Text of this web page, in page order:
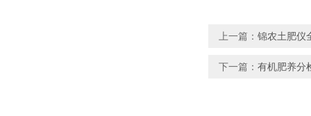
上一篇： 锦农土肥仪
下一篇： 有机肥养分